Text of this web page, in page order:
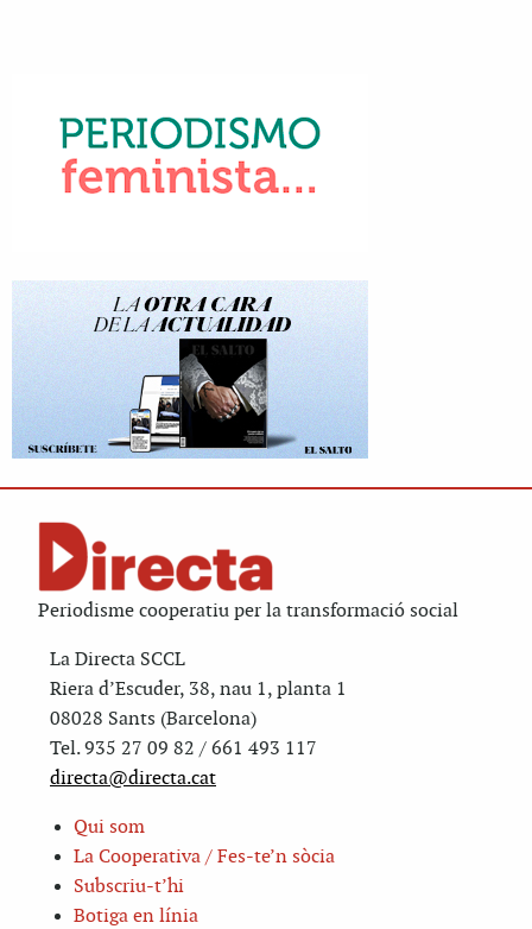
Periodisme cooperatiu per la transformació social
La Directa SCCL
Riera d’Escuder, 38, nau 1, planta 1
08028 Sants (Barcelona)
Tel. 935 27 09 82 / 661 493 117
directa@directa.cat
Qui som
La Cooperativa / Fes-te’n sòcia
Subscriu-t’hi
Botiga en línia